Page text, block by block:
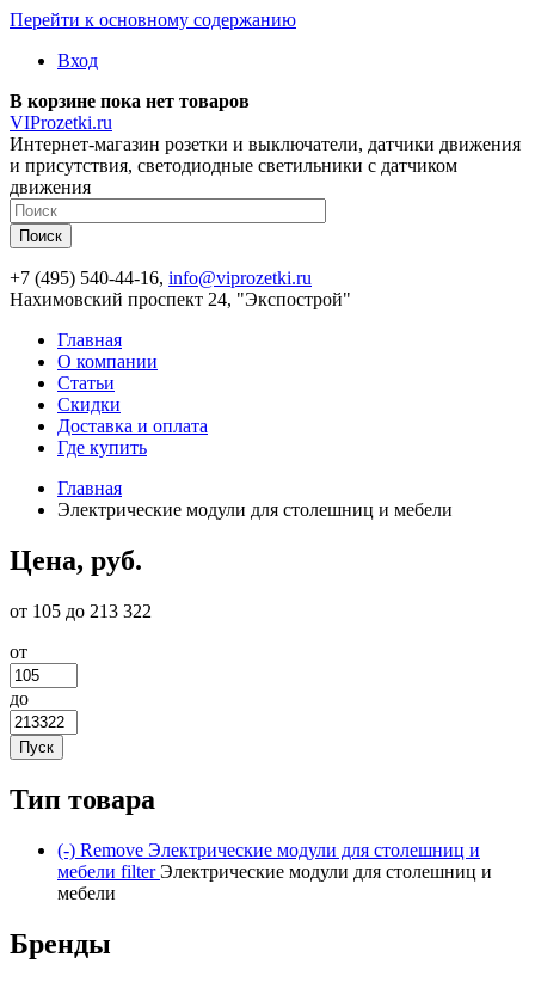
Перейти к основному содержанию
Вход
В корзине пока нет товаров
VIProzetki.ru
Интернет-магазин розетки и выключатели, датчики движения
и присутствия, светодиодные светильники с датчиком
движения
+7 (495) 540-44-16, info@viprozetki.ru
Нахимовский проспект 24, "Экспострой"
Главная
О компании
Статьи
Скидки
Доставка и оплата
Где купить
Главная
Электрические модули для столешниц и мебели
Цена, руб.
от 105 до 213 322
от
до
Тип товара
(-) Remove Электрические модули для столешниц и
мебели filterЭлектрические модули для столешниц и
мебели
Бренды